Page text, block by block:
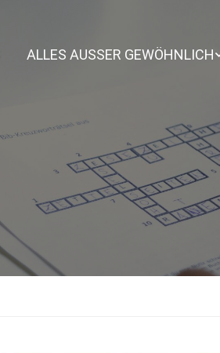
ALLES AUSSER GEWÖHNLICH